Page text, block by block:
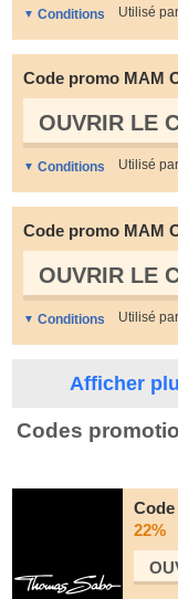
Conditions Utilisé
Code promo MAM
OUVRIR LE
Conditions Utilisé
Code promo MAM
OUVRIR LE
Conditions Utilisé
Afficher
Codes
22%